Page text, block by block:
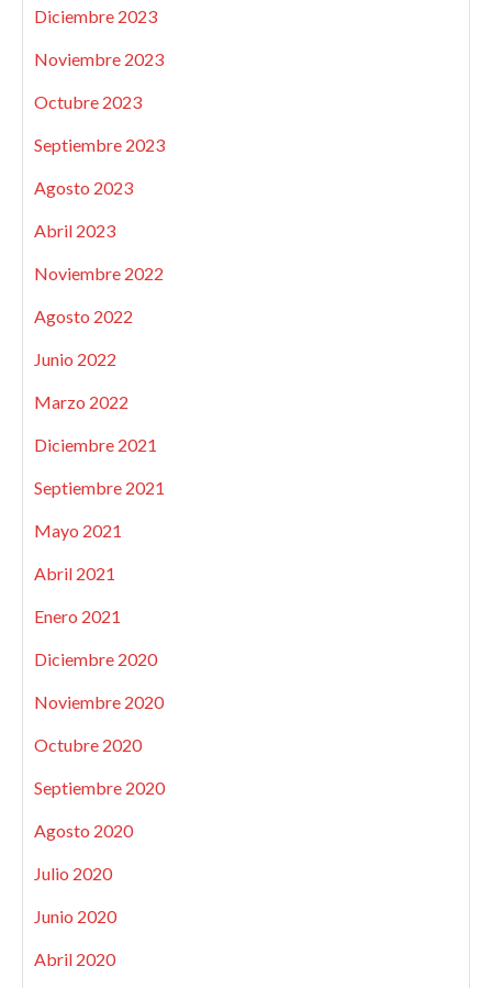
Diciembre 2023
Noviembre 2023
Octubre 2023
Septiembre 2023
Agosto 2023
Abril 2023
Noviembre 2022
Agosto 2022
Junio 2022
Marzo 2022
Diciembre 2021
Septiembre 2021
Mayo 2021
Abril 2021
Enero 2021
Diciembre 2020
Noviembre 2020
Octubre 2020
Septiembre 2020
Agosto 2020
Julio 2020
Junio 2020
Abril 2020